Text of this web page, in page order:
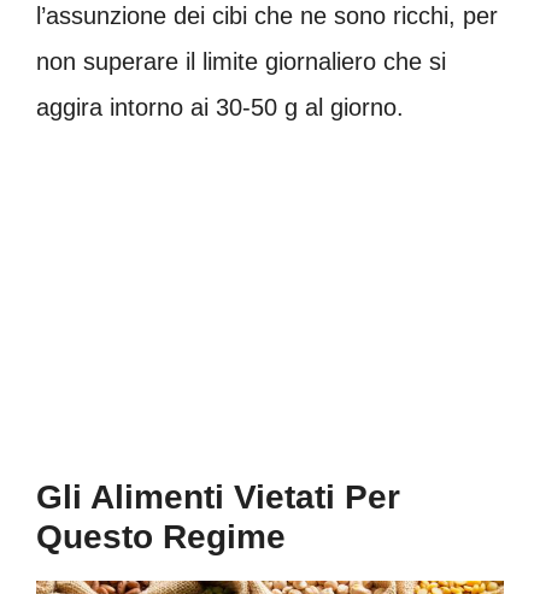
l’assunzione dei cibi che ne sono ricchi, per
non superare il limite giornaliero che si
aggira intorno ai 30-50 g al giorno.
Gli Alimenti Vietati Per
Questo Regime